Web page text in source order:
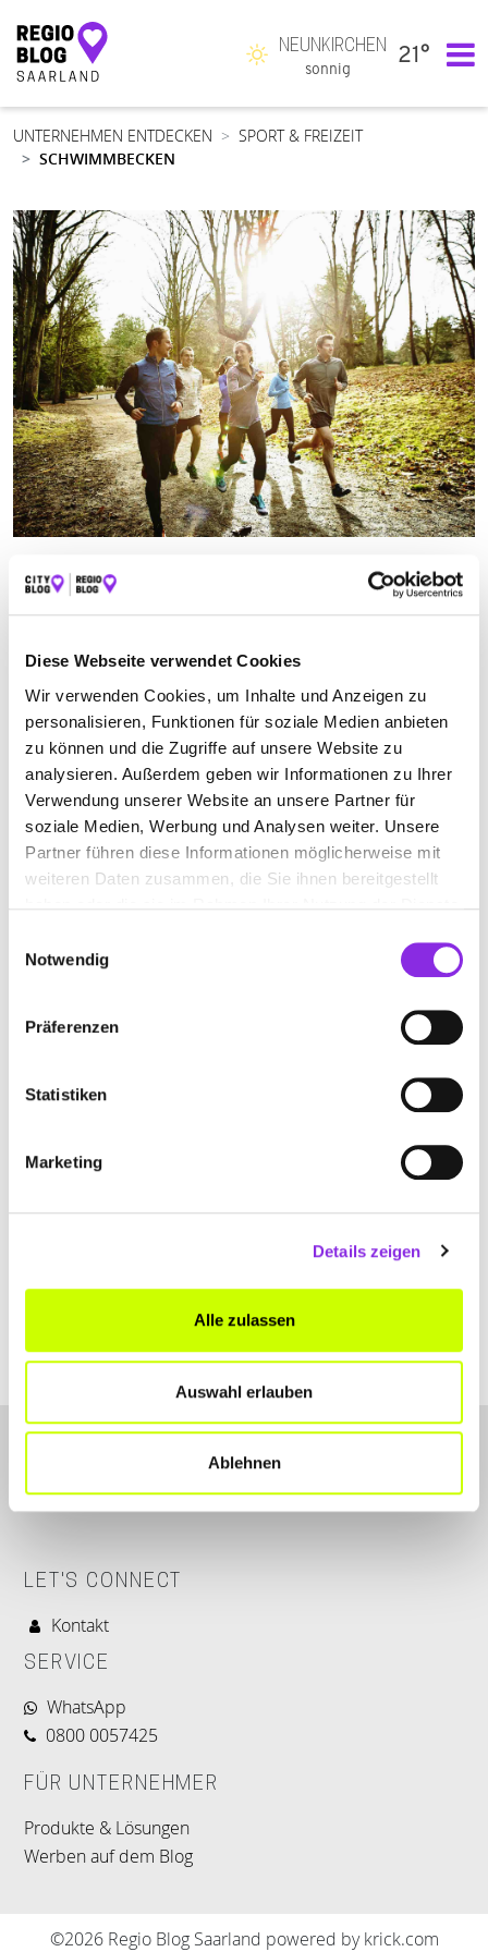
Diese Webseite verwendet Cookies
Wir verwenden Cookies, um Inhalte und Anzeigen zu
personalisieren, Funktionen für soziale Medien anbieten
zu können und die Zugriffe auf unsere Website zu
analysieren. Außerdem geben wir Informationen zu Ihrer
Verwendung unserer Website an unsere Partner für
soziale Medien, Werbung und Analysen weiter. Unsere
Partner führen diese Informationen möglicherweise mit
weiteren Daten zusammen, die Sie ihnen bereitgestellt
Notwendig
Präferenzen
Statistiken
Marketing
Details zeigen
Alle zulassen
Auswahl erlauben
Ablehnen
Hauptnavigation
NEUNKIRCHEN
sonnig
21°
UNTERNEHMEN ENTDECKEN
SPORT & FREIZEIT
SCHWIMMBECKEN
SCHWIMMBECKEN
Finden
ALLE
Geschlossen - öffnet am Montag um 08:00 Uhr
HANDELSGESELLSCHAFT FÜR
+49683148378
www.dittgen-partner.de
LET'S CONNECT
Kontakt
SERVICE
WhatsApp
0800 0057425
FÜR UNTERNEHMER
Produkte & Lösungen
Werben auf dem Blog
©2026 Regio Blog Saarland powered by krick.com